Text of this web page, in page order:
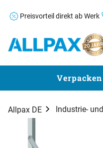
Preisvorteil direkt ab Werk
Zum Hauptinhalt
Verpacken
Allpax DE Industrie-
Zur Kaufbox